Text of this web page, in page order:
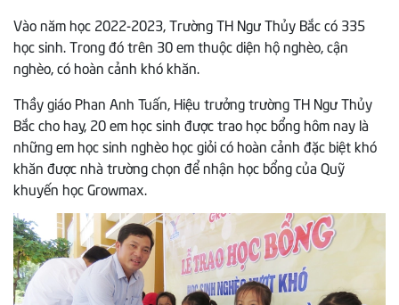
Vào năm học 2022-2023, Trường TH Ngư Thủy Bắc có 335
học sinh. Trong đó trên 30 em thuộc diện hộ nghèo, cận
nghèo, có hoàn cảnh khó khăn.
Thầy giáo Phan Anh Tuấn, Hiệu trưởng trường TH Ngư Thủy
Bắc cho hay, 20 em học sinh được trao học bổng hôm nay là
những em học sinh nghèo học giỏi có hoàn cảnh đặc biệt khó
khăn được nhà trường chọn để nhận học bổng của Quỹ
khuyến học Growmax.